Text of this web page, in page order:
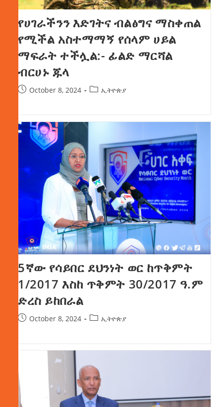
የሀገራችንን እድገትና ብልፅግና ማስቀጠል
የሚችል አስተማማኝ የሰላም ሀይል
ማፍራት ተችሏል:- ፊልድ ማርሻል
ብርሀኑ ጁላ
October 8, 2024 ኢትዮጵያ
5ኛው የሳይበር ደህንነት ወር ከጥቅምት
1/2017 እስከ ጥቅምት 30/2017 ዓ.ም
ድረስ ይከበራል
October 8, 2024 ኢትዮጵያ